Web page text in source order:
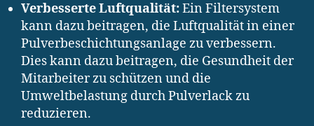
Verbesserte Luftqualität:Ein Filtersystem
kann dazu beitragen, die Luftqualität in einer
Pulverbeschichtungsanlage zu verbessern.
Dies kann dazu beitragen, die Gesundheit der
Mitarbeiter zu schützen und die
Umweltbelastung durch Pulverlack zu
reduzieren.